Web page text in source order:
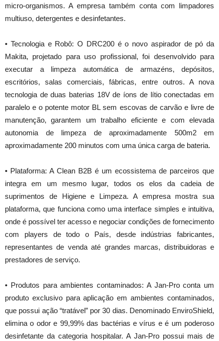
micro-organismos. A empresa também conta com limpadores
multiuso, detergentes e desinfetantes.
• Tecnologia e Robô: O DRC200 é o novo aspirador de pó da
Makita, projetado para uso profissional, foi desenvolvido para
executar a limpeza automática de armazéns, depósitos,
escritórios, salas comerciais, fábricas, entre outros. A nova
tecnologia de duas baterias 18V de íons de lítio conectadas em
paralelo e o potente motor BL sem escovas de carvão e livre de
manutenção, garantem um trabalho eficiente e com elevada
autonomia de limpeza de aproximadamente 500m2 em
aproximadamente 200 minutos com uma única carga de bateria.
• Plataforma: A Clean B2B é um ecossistema de parceiros que
integra em um mesmo lugar, todos os elos da cadeia de
suprimentos de Higiene e Limpeza. A empresa mostra sua
plataforma, que funciona como uma interface simples e intuitiva,
onde é possível ter acesso e negociar condições de fornecimento
com players de todo o País, desde indústrias fabricantes,
representantes de venda até grandes marcas, distribuidoras e
prestadores de serviço.
• Produtos para ambientes contaminados: A Jan-Pro conta um
produto exclusivo para aplicação em ambientes contaminados,
que possui ação “tratável” por 30 dias. Denominado EnviroShield,
elimina o odor e 99,99% das bactérias e vírus e é um poderoso
desinfetante da categoria hospitalar. A Jan-Pro possui mais de